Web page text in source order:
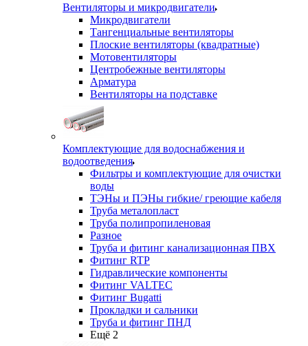
Вентиляторы и микродвигатели
Микродвигатели
Тангенциальные вентиляторы
Плоские вентиляторы (квадратные)
Мотовентиляторы
Центробежные вентиляторы
Арматура
Вентиляторы на подставке
Комплектующие для водоснабжения и
водоотведения
Фильтры и комплектующие для очистки
воды
ТЭНы и ПЭНы гибкие/ греющие кабеля
Труба металопласт
Труба полипропиленовая
Разное
Труба и фитинг канализационная ПВХ
Фитинг RTP
Гидравлические компоненты
Фитинг VALTEC
Фитинг Bugatti
Прокладки и сальники
Труба и фитинг ПНД
Ещё 2